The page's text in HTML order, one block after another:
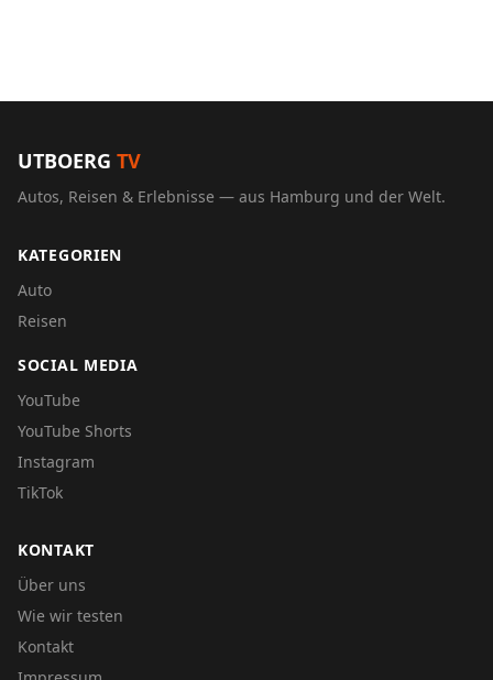
UTBOERG TV
Autos, Reisen & Erlebnisse — aus Hamburg und der Welt.
KATEGORIEN
Auto
Reisen
SOCIAL MEDIA
YouTube
YouTube Shorts
Instagram
TikTok
KONTAKT
Über uns
Wie wir testen
Kontakt